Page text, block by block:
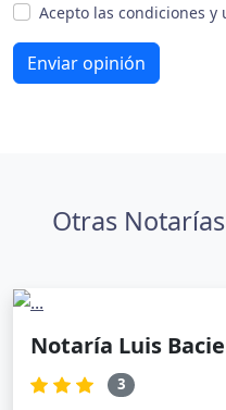
Acepto las condiciones y
Enviar opinión
Otras
Notaría Luis
3